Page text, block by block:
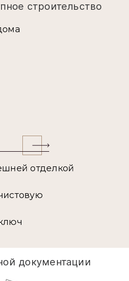
строительство
отделкой
документации